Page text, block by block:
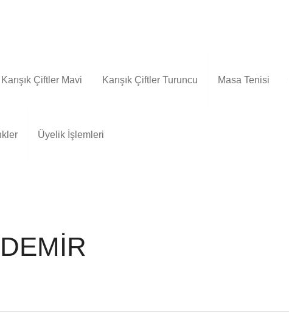
Karışık Çiftler Mavi Karışık Çiftler Turuncu Masa Tenisi
Üyelik İşlemleri